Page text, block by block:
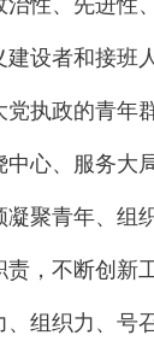
治性、先进性
建设者和接班
党执政的青年
中心、服务大
聚青年、组
责，不断创新
、组织力、号